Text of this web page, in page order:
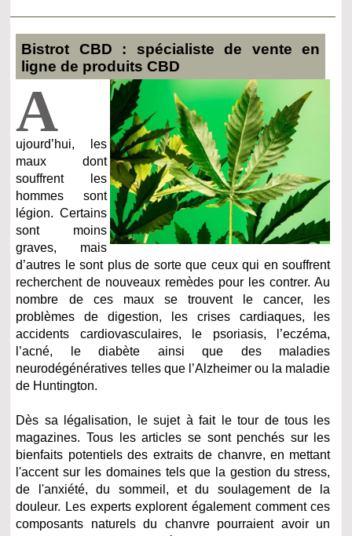
Bistrot CBD : spécialiste de vente en
ligne de produits CBD
A
ujourd’hui, les
maux dont
souffrent les
hommes sont
légion. Certains
sont moins
graves, mais
d’autres le sont plus de sorte que ceux qui en souffrent
recherchent de nouveaux remèdes pour les contrer. Au
nombre de ces maux se trouvent le cancer, les
problèmes de digestion, les crises cardiaques, les
accidents cardiovasculaires, le psoriasis, l’eczéma,
l’acné, le diabète ainsi que des maladies
neurodégénératives telles que l’Alzheimer ou la maladie
de Huntington.
Dès sa légalisation, le sujet à fait le tour de tous les
magazines. Tous les articles se sont penchés sur les
bienfaits potentiels des extraits de chanvre, en mettant
l'accent sur les domaines tels que la gestion du stress,
de l'anxiété, du sommeil, et du soulagement de la
douleur. Les experts explorent également comment ces
composants naturels du chanvre pourraient avoir un